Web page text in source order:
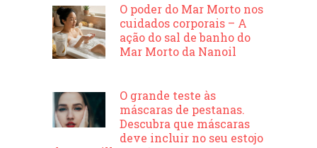
O poder do Mar Morto nos
cuidados corporais – A
ação do sal de banho do
Mar Morto da Nanoil
O grande teste às
máscaras de pestanas.
Descubra que máscaras
deve incluir no seu estojo